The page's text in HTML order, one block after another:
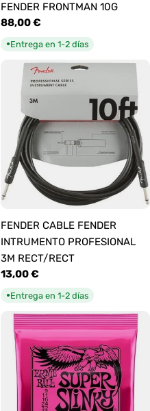
FENDER FRONTMAN 10G
Precio
habitual
88,00 €
●Entrega en 1-2 días
FENDER CABLE FENDER
INTRUMENTO PROFESIONAL
3M RECT/RECT
Precio
habitual
13,00 €
●Entrega en 1-2 días